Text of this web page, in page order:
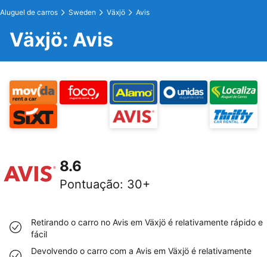
Aluguel de carros Sweden Växjö Avis
Växjö: Avis
8.6
Pontuação: 30+
Retirando o carro no Avis em Växjö é relativamente rápido e
fácil
Devolvendo o carro com a Avis em Växjö é relativamente